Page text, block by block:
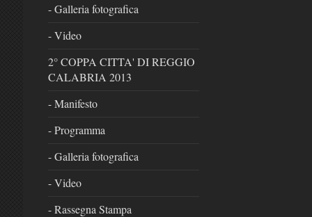
- Galleria fotografica
- Video
2° COPPA CITTA' DI REGGIO
CALABRIA 2013
- Manifesto
- Programma
- Galleria fotografica
- Video
- Rassegna Stampa